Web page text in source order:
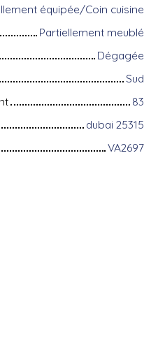
équipée/Coin cuisine
Partiellement meublé
Dégagée
Sud
83
dubai 25315
VA2697